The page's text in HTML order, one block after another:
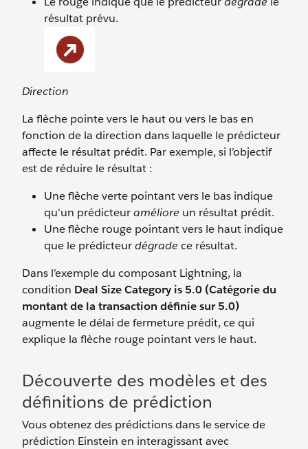
résultat prévu.
Direction
La flèche pointe vers le haut ou vers le bas en
fonction de la direction dans laquelle le prédicteur
affecte le résultat prédit. Par exemple, si l’objectif
est de réduire le résultat :
Une flèche verte pointant vers le bas indique
qu’un prédicteuraméliore un résultat prédit.
Une flèche rouge pointant vers le haut indique
que le prédicteurdégrade ce résultat.
Dans l’exemple du composant Lightning, la
condition Deal Size Category is 5.0 (Catégorie du
montant de la transaction définie sur 5.0)
augmente le délai de fermeture prédit, ce qui
explique la flèche rouge pointant vers le haut.
Découverte des modèles et des
définitions de prédiction
Vous obtenez des prédictions dans le service de
prédiction Einstein en interagissant avec